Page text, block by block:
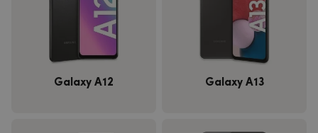
Galaxy A12 Galaxy A13